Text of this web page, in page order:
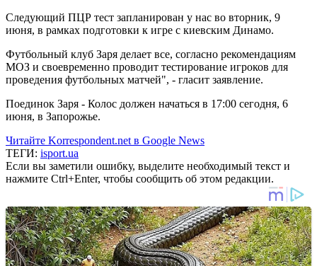
Следующий ПЦР тест запланирован у нас во вторник, 9
июня, в рамках подготовки к игре с киевским Динамо.
Футбольный клуб Заря делает все, согласно рекомендациям
МОЗ и своевременно проводит тестирование игроков для
проведения футбольных матчей", - гласит заявление.
Поединок Заря - Колос должен начаться в 17:00 сегодня, 6
июня, в Запорожье.
Читайте Korrespondent.net в Google News
ТЕГИ: isport.ua
Если вы заметили ошибку, выделите необходимый текст и
нажмите Ctrl+Enter, чтобы сообщить об этом редакции.